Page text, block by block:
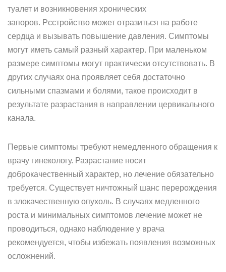
туалет и возникновения хронических
запоров. Рсстройство может отразиться на работе
сердца и вызывать повышение давления. Симптомы
могут иметь самый разный характер. При маленьком
размере симптомы могут практически отсутствовать. В
других случаях она проявляет себя достаточно
сильными спазмами и болями, такое происходит в
результате разрастания в направлении цервикального
канала.
Первые симптомы требуют немедленного обращения к
врачу гинекологу. Разрастание носит
доброкачественный характер, но лечение обязательно
требуется. Существует ничтожный шанс перерождения
в злокачественную опухоль. В случаях медленного
роста и минимальных симптомов лечение может не
проводиться, однако наблюдение у врача
рекомендуется, чтобы избежать появления возможных
осложнений.